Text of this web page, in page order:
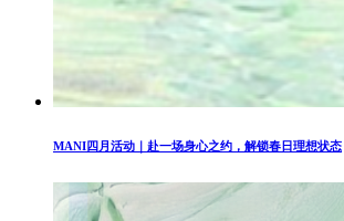
MANI四月活动｜赴一场身心之约，解锁春日理想状态